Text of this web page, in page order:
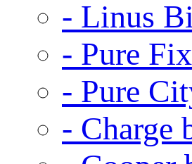
- Linus
- Pure
- Pure
- Charge